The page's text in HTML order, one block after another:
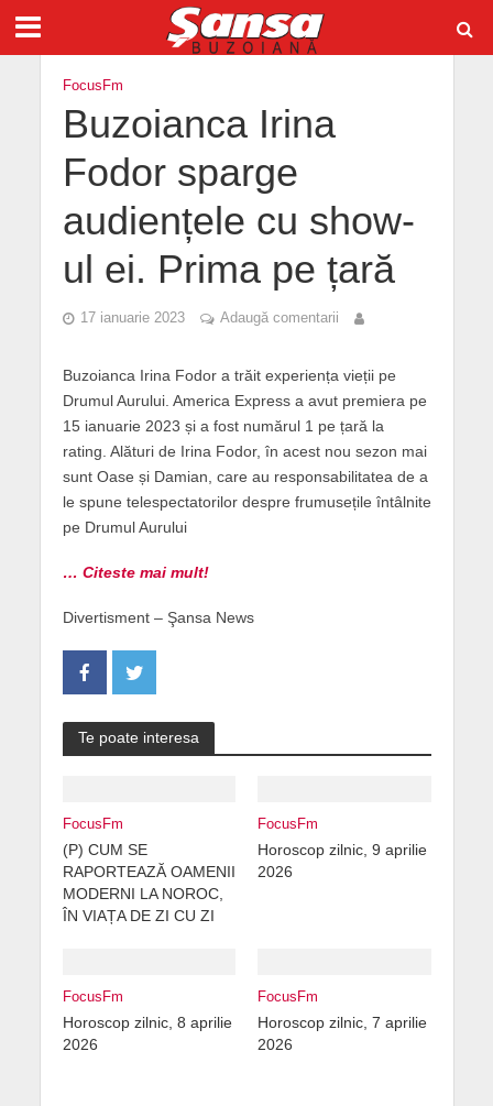
FocusFm
Buzoianca Irina
Fodor sparge
audiențele cu show-
ul ei. Prima pe țară
17 ianuarie 2023 Adaugă comentarii
Buzoianca Irina Fodor a trăit experiența vieții pe
Drumul Aurului. America Express a avut premiera pe
15 ianuarie 2023 și a fost numărul 1 pe țară la
rating. Alături de Irina Fodor, în acest nou sezon mai
sunt Oase și Damian, care au responsabilitatea de a
le spune telespectatorilor despre frumusețile întâlnite
pe Drumul Aurului
… Citeste mai mult!
Divertisment – Şansa News
Te poate interesa
FocusFm
(P) CUM SE
RAPORTEAZĂ OAMENII
MODERNI LA NOROC,
ÎN VIAȚA DE ZI CU ZI
FocusFm
Horoscop zilnic, 9 aprilie
2026
FocusFm
Horoscop zilnic, 8 aprilie
2026
FocusFm
Horoscop zilnic, 7 aprilie
2026